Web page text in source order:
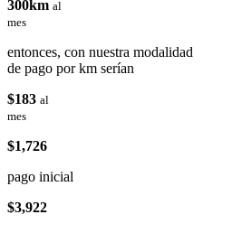
300km al
mes
entonces, con nuestra modalidad
de pago por km serían
$183 al
mes
$1,726
pago inicial
$3,922